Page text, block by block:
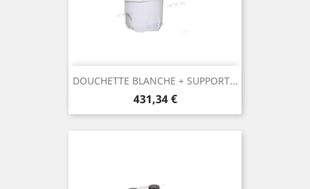
DOUCHETTE BLANCHE + SUPPORT...
Prix
431,34 €